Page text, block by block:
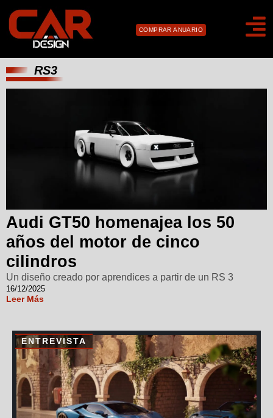
COMPRAR ANUARIO
RS3
Audi GT50 homenajea los 50
años del motor de cinco
cilindros
Un diseño creado por aprendices a partir de un RS 3
16/12/2025
Leer Más
ENTREVISTA